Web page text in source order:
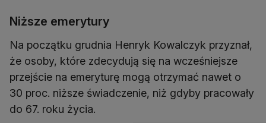
Niższe emerytury
Na początku grudnia Henryk Kowalczyk przyznał,
że osoby, które zdecydują się na wcześniejsze
przejście na emeryturę mogą otrzymać nawet o
30 proc. niższe świadczenie, niż gdyby pracowały
do 67. roku życia.